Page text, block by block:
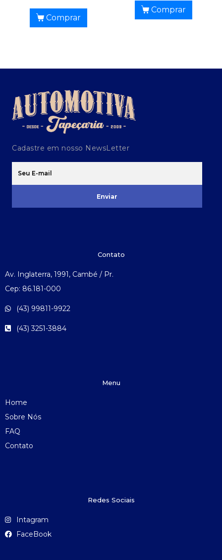
Comprar
Comprar
Cadastre em nosso NewsLetter
Enviar
Contato
Av. Inglaterra, 1991, Cambé / Pr.
Cep: 86.181-000
(43) 99811-9922
(43) 3251-3884
Menu
Home
Sobre Nós
FAQ
Contato
Redes Sociais
Intagram
FaceBook